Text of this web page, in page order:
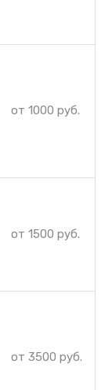
от 1000 руб.
от 1500 руб.
от 3500 руб.